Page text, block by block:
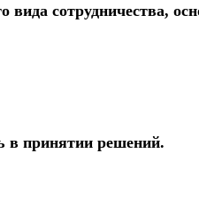
вида сотрудничества,
в принятии решений.